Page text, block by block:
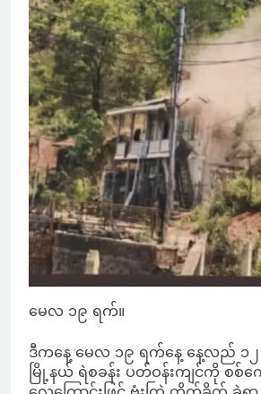
မေလ ၁၉ ရက်။
ဒီကနေ့ မေလ ၁၉ ရက်နေ့ နေ့လည် ၁၂
မြို့နယ် ရဲစခန်း ပတ်ဝန်းကျင်ကို စစ်က